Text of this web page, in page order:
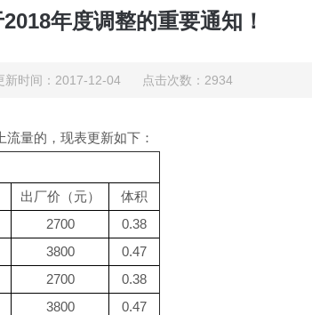
年度调整的重要通知！
新时间：2017-12-04 点击次数：2934
量的，现表更新如下：
出厂价（元）
体积
2700
0.38
3800
0.47
2700
0.38
3800
0.47